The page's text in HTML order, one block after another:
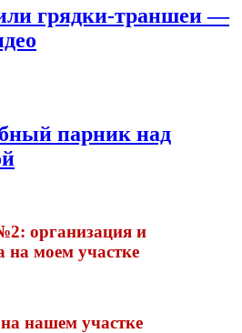
грядки-траншеи —
парник над
организация и
на моем участке
нашем участке